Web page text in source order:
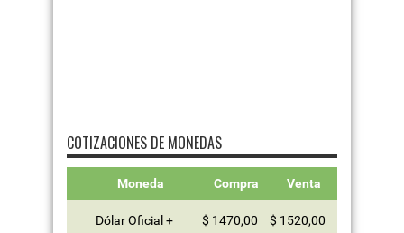
COTIZACIONES DE MONEDAS
Moneda Compra Venta
Dólar Oficial + $ 1470,00 $ 1520,00